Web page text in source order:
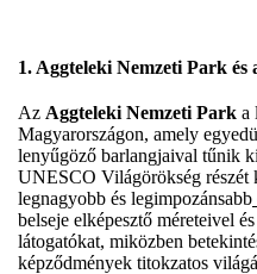
1. Aggteleki Nemzeti Park
Az Aggteleki Nemzeti Park a
Magyarországon, amely
lenyűgöző barlangjaival tűnik
UNESCO Világörökség részét
legnagyobb és legimpozánsabb
belseje elképesztő méreteivel
látogatókat, miközben
képződmények titokzatos